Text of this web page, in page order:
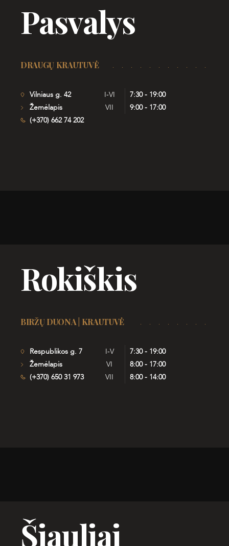
Pasvalys
DRAUGŲ KRAUTUVĖ
Vilniaus g. 42
Žemėlapis
(+370) 662 74 202
I-VI
7:30 - 19:00
VII
9:00 - 17:00
Rokiškis
BIRŽŲ DUONA | KRAUTUVĖ
Respublikos g. 7
Žemėlapis
(+370) 650 31 973
I-V
7:30 - 19:00
VI
8:00 - 17:00
VII
8:00 - 14:00
Šiauliai